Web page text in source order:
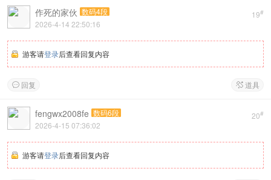
19#
作死的家伙 数码4段
2026-4-14 22:50:16
游客请登录后查看回复内容
 回复  道具
20#
fengwx2008fe 数码6段
2026-4-15 07:36:02
游客请登录后查看回复内容